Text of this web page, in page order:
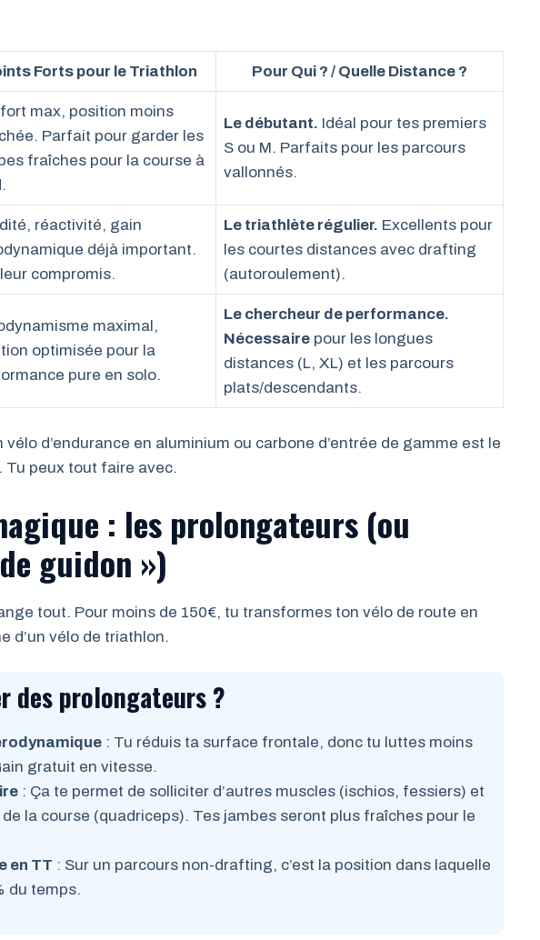
Forts pour le Triathlon Pour Qui ? / Quelle Distance ?
max, position moins
Parfait pour garder les
fraîches pour la course à
Le débutant. Idéal pour tes premiers
S ou M. Parfaits pour les parcours
vallonnés.
réactivité, gain
déjà important.
compromis.
Le triathlète régulier. Excellents pour
les courtes distances avec drafting
(autoroulement).
maximal,
optimisée pour la
pure en solo.
Le chercheur de performance.
Nécessaire pour les longues
distances (L, XL) et les parcours
plats/descendants.
d’endurance en aluminium ou carbone d’entrée de gamme est le
peux tout faire avec.
: les prolongateurs (ou
guidon »)
tout. Pour moins de 150€, tu transformes ton vélo de route en
d’un vélo de triathlon.
des prolongateurs ?
: Tu réduis ta surface frontale, donc tu luttes moins
gratuit en vitesse.
: Ça te permet de solliciter d’autres muscles (ischios, fessiers) et
la course (quadriceps). Tes jambes seront plus fraîches pour le
en TT : Sur un parcours non-drafting, c’est la position dans laquelle
du temps.